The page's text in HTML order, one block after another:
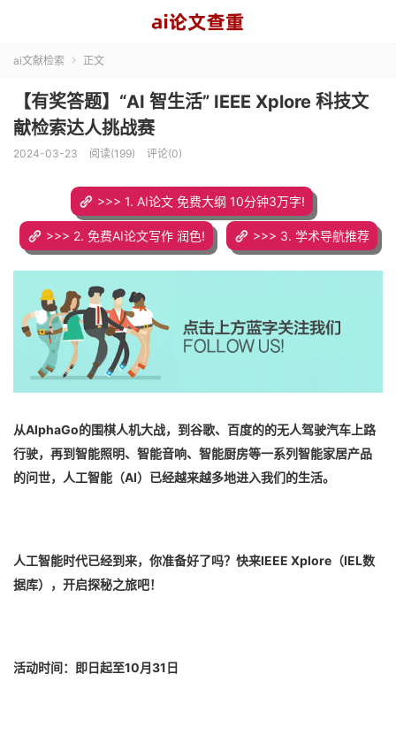
ai文献检索  正文
【有奖答题】“AI 智生活” IEEE Xplore 科技文
献检索达人挑战赛
2024-03-23 阅读(199) 评论(0)
>>> 1. AI论文 免费大纲 10分钟3万字!
>>> 2. 免费AI论文写作 润色! >>> 3. 学术导航推荐
从AlphaGo的围棋人机大战，到谷歌、百度的的无人驾驶汽车上路
行驶，再到智能照明、智能音响、智能厨房等一系列智能家居产品
的问世，人工智能（AI）已经越来越多地进入我们的生活。
人工智能时代已经到来，你准备好了吗？快来IEEE Xplore （IEL数
据库），开启探秘之旅吧！
活动时间：即日起至10 月 31 日